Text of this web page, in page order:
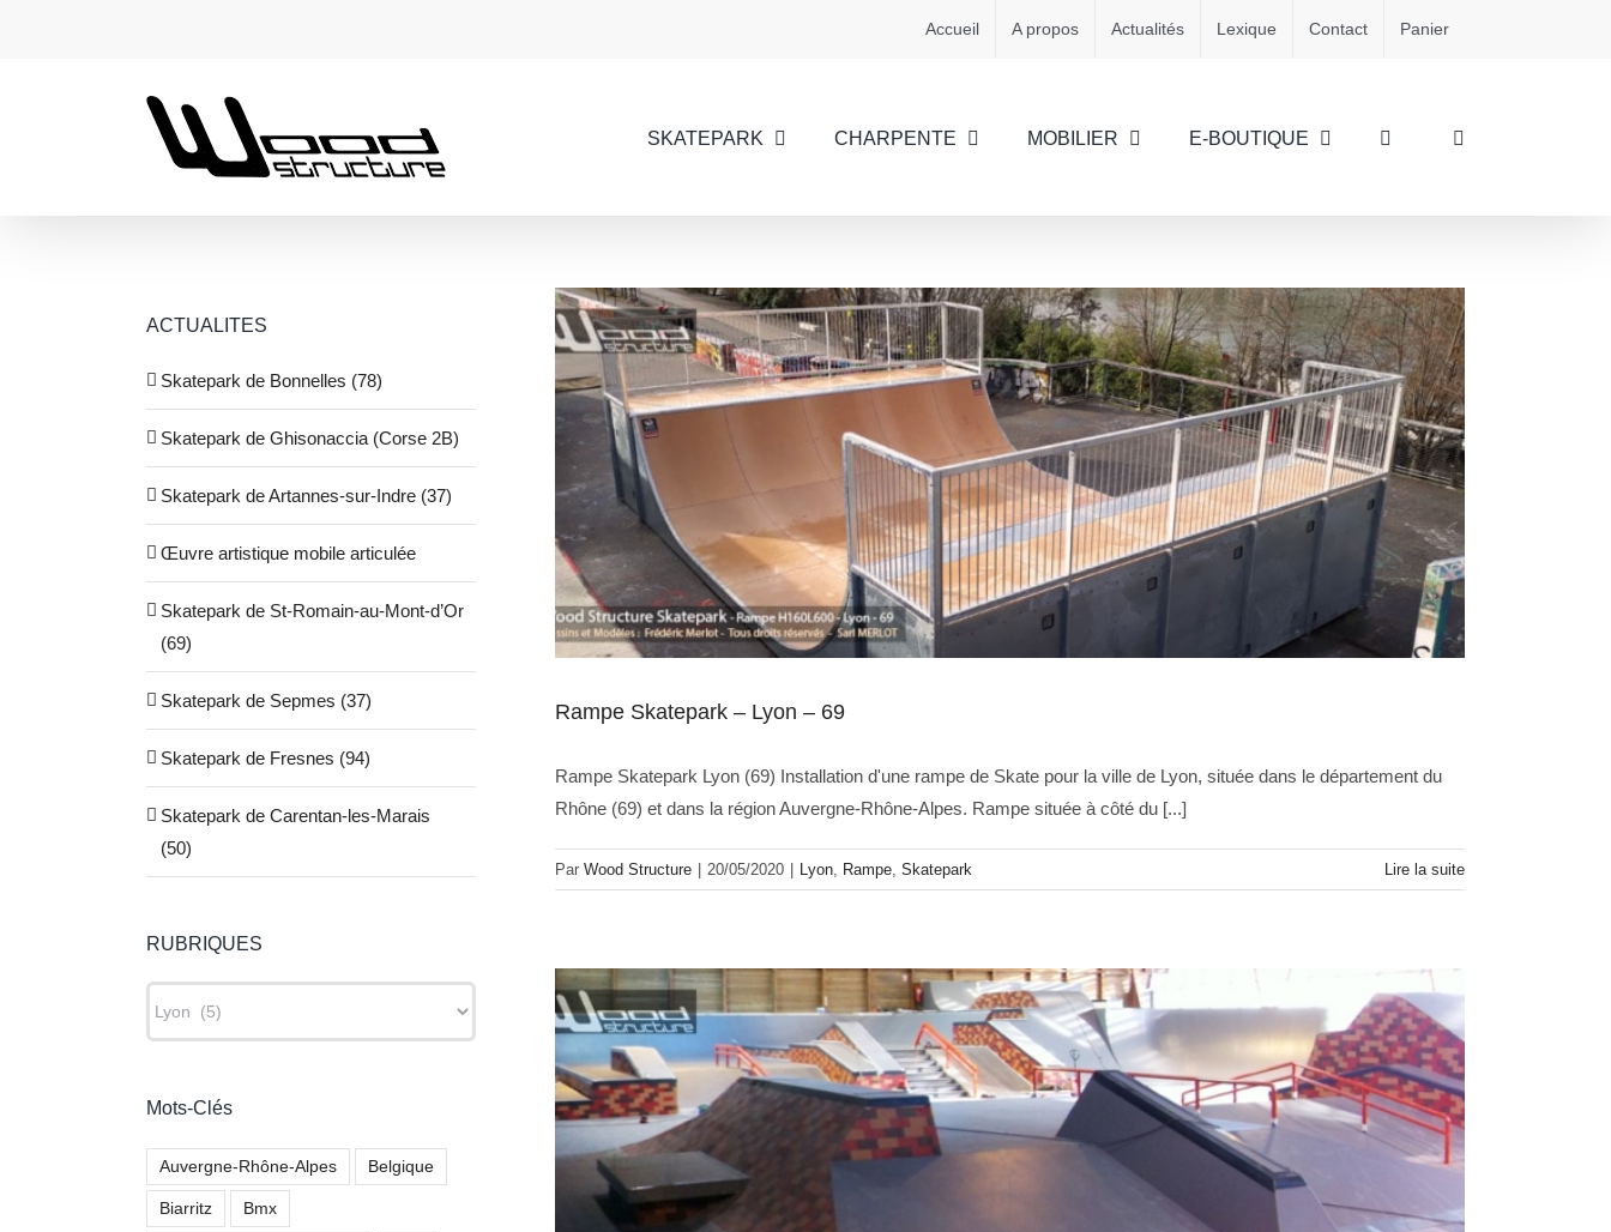
Accueil A propos Actualités Lexique Contact Panier
SKATEPARK CHARPENTE MOBILIER E-BOUTIQUE
Skatepark – Lyon – 69
Rampe Skatepark – Lyon – 69
Rampe Skatepark Lyon (69) Installation d'une rampe de Skate pour la ville de Lyon, située dans le département du
Rhône (69) et dans la région Auvergne-Rhône-Alpes. Rampe située à côté du [...]
Par Wood Structure | 20/05/2020 | Lyon Rampe Skatepark Lire la suite
Shop Riot – Skatepark de Lyon
ACTUALITES
Skatepark de Bonnelles (78)
Skatepark de Ghisonaccia (Corse 2B)
Skatepark de Artannes-sur-Indre (37)
Œuvre artistique mobile articulée
Skatepark de St-Romain-au-Mont-d’Or
(69)
Skatepark de Sepmes (37)
Skatepark de Fresnes (94)
Skatepark de Carentan-les-Marais
(50)
RUBRIQUES
Mots-Clés
Auvergne-Rhône-Alpes Belgique
Biarritz Bmx